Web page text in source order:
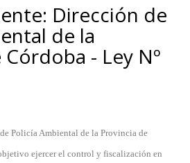
Dirección de
de la
- Ley Nº
Policía Ambiental de la Provincia de
ejercer el control y fiscalización en